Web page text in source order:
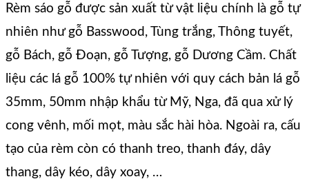
Rèm sáo gỗ được sản xuất từ vật liệu chính là gỗ tự
nhiên như gỗ Basswood, Tùng trắng, Thông tuyết,
gỗ Bách, gỗ Đoạn, gỗ Tượng, gỗ Dương Cầm. Chất
liệu các lá gỗ 100% tự nhiên với quy cách bản lá gỗ
35mm, 50mm nhập khẩu từ Mỹ, Nga, đã qua xử lý
cong vênh, mối mọt, màu sắc hài hòa. Ngoài ra, cấu
tạo của rèm còn có thanh treo, thanh đáy, dây
thang, dây kéo, dây xoay, …